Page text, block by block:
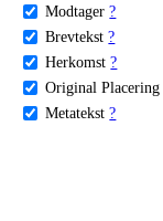
Modtager ?
Brevtekst ?
Herkomst ?
Original Placering
Metatekst ?